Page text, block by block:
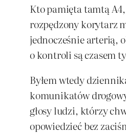
Kto pamięta tamtą
rozpędzony korytarz
jednocześnie arterią,
o kontroli są czasem
Byłem wtedy
komunikatów
głosy ludzi, którzy
opowiedzieć bez